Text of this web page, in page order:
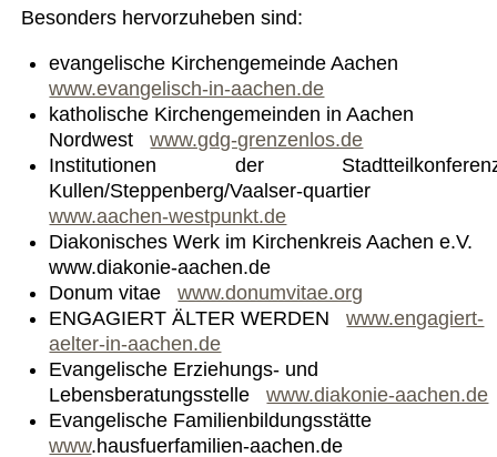
Besonders hervorzuheben sind:
evangelische Kirchengemeinde Aachen
www.evangelisch-in-aachen.de
katholische Kirchengemeinden in Aachen
Nordwestwww.gdg-grenzenlos.de
Institutionen der
Kullen/Steppenberg/Vaalser-
www.aachen-westpunkt.de
Diakonisches Werk im Kirchenkreis Aachen e.V.
www.diakonie-aachen.de
Donum vitaewww.donumvitae.org
ENGAGIERT ÄLTER WERDENwww.engagiert-
aelter-in-aachen.de
Evangelische Erziehungs- und
Lebensberatungsstellewww.diakonie-aachen.de
Evangelische Familienbildungsstätte
www.hausfuerfamilien-aachen.de